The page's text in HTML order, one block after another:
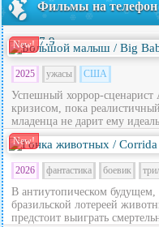
Фильмы на телефон
New! 7.9
2025 ужасы США
Успешный хоррор-сценарист
кризисом, пока
младенца не дарит ему
New!
2026 фантастика боевик
В антиутопическом
бразильской лотереей
предстоит выиграть